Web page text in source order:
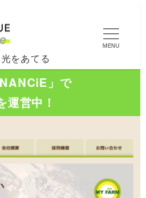
をあてる
MENU
」で
営中！